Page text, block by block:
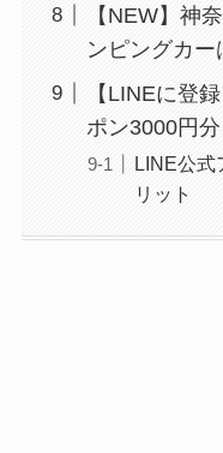
【NEW】神
ンピングカ
【LINEに登
ポン3000円
LINE公式
リット